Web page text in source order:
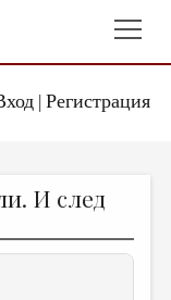
| Регистрация
И след